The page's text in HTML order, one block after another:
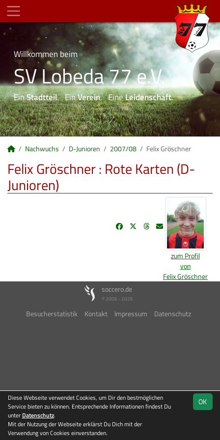
Willkommen beim
SV Lobeda 77 e.V.
EinStadtteil. EinVerein. EineLeidenschaft.
Nachwuchs D-Junioren 2007/08 Felix Gröschner
Felix Gröschner : Rote Karten (D-
Junioren)
zum Profil
von
Felix Gröschner
soccero.de
© 2006 - 2026
Besucherstatistik Kontakt Impressum Datenschutz
OK
Diese Webseite verwendet Cookies, um Dir den bestmöglichen
Service bieten zu können. Entsprechende Informationen findest Du
unter Datenschutz.
Mit der Nutzung der Webseite erklärst Du Dich mit der
Verwendung von Cookies einverstanden.